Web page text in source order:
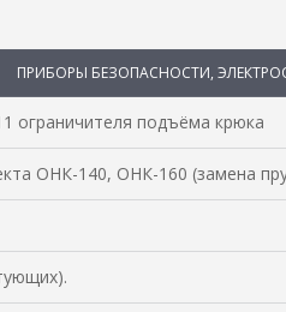
ПРИБОРЫ БЕЗОПАСНОСТИ,
ограничителя подъёма крюка
ОНК-140, ОНК-160 (замена